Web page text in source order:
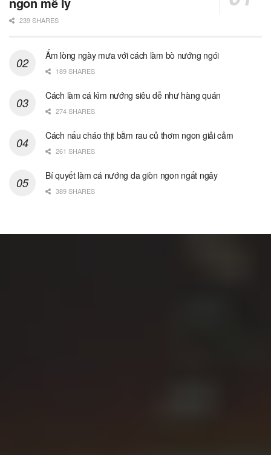
239 SHARES
Ấm lòng ngày mưa với cách làm bò nướng ngói
189 SHARES
Cách làm cá kìm nướng siêu dễ như hàng quán
274 SHARES
Cách nấu cháo thịt bằm rau củ thơm ngon giải cảm
261 SHARES
Bí quyết làm cá nướng da giòn ngon ngất ngây
389 SHARES